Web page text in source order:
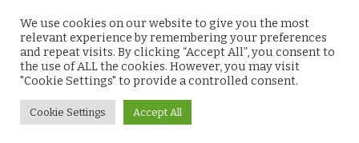
więcej informacji
We use cookies on our website to give you the most
relevant experience by remembering your preferences
and repeat visits. By clicking “Accept All”, you consent to
the use of ALL the cookies. However, you may visit
"Cookie Settings" to provide a controlled consent.
Cookie Settings Accept All